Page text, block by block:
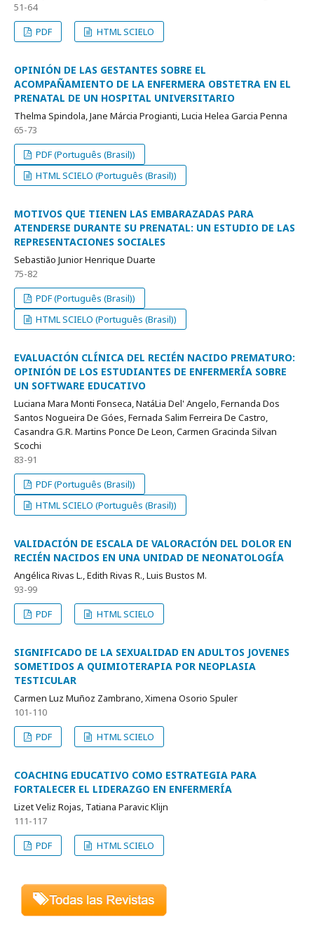
51-64
PDF
HTML SCIELO
OPINIÓN DE LAS GESTANTES SOBRE EL
ACOMPAÑAMIENTO DE LA ENFERMERA OBSTETRA EN EL
PRENATAL DE UN HOSPITAL UNIVERSITARIO
Thelma Spindola, Jane Márcia Progianti, Lucia Helea Garcia Penna
65-73
PDF (Português (Brasil))
HTML SCIELO (Português (Brasil))
MOTIVOS QUE TIENEN LAS EMBARAZADAS PARA
ATENDERSE DURANTE SU PRENATAL: UN ESTUDIO DE LAS
REPRESENTACIONES SOCIALES
Sebastião Junior Henrique Duarte
75-82
PDF (Português (Brasil))
HTML SCIELO (Português (Brasil))
EVALUACIÓN CLÍNICA DEL RECIÉN NACIDO PREMATURO:
OPINIÓN DE LOS ESTUDIANTES DE ENFERMERÍA SOBRE
UN SOFTWARE EDUCATIVO
Luciana Mara Monti Fonseca, NatáLia Del' Angelo, Fernanda Dos
Santos Nogueira De Góes, Fernada Salim Ferreira De Castro,
Casandra G.R. Martins Ponce De Leon, Carmen Gracinda Silvan
Scochi
83-91
PDF (Português (Brasil))
HTML SCIELO (Português (Brasil))
VALIDACIÓN DE ESCALA DE VALORACIÓN DEL DOLOR EN
RECIÉN NACIDOS EN UNA UNIDAD DE NEONATOLOGÍA
Angélica Rivas L., Edith Rivas R., Luis Bustos M.
93-99
PDF
HTML SCIELO
SIGNIFICADO DE LA SEXUALIDAD EN ADULTOS JOVENES
SOMETIDOS A QUIMIOTERAPIA POR NEOPLASIA
TESTICULAR
Carmen Luz Muñoz Zambrano, Ximena Osorio Spuler
101-110
PDF
HTML SCIELO
COACHING EDUCATIVO COMO ESTRATEGIA PARA
FORTALECER EL LIDERAZGO EN ENFERMERÍA
Lizet Veliz Rojas, Tatiana Paravic Klijn
111-117
PDF
HTML SCIELO